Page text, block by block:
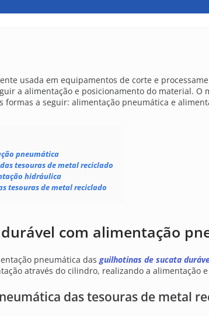
usada em equipamentos de corte e
a alimentação e posicionamento do material. O
a seguir: alimentação pneumática e
pneumática
tesouras de metal reciclado
hidráulica
tesouras de metal reciclado
com alimentação
pneumática das guilhotinas de sucata
através do cilindro, realizando a alimentação
das tesouras de metal